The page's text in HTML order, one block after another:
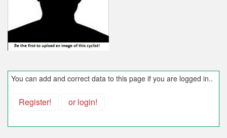
You can add and correct data to this page if you are logged in..
Register! or login!